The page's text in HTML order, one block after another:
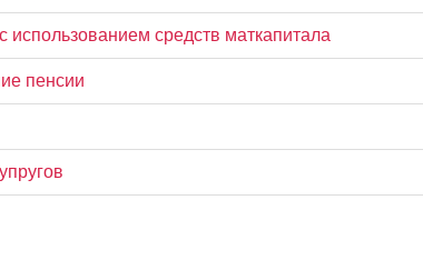
использованием средств маткапитала
пенсии